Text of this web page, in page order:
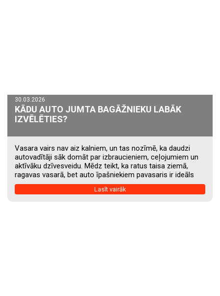
30.03.2026
KĀDU AUTO JUMTA BAGĀŽNIEKU LABĀK
IZVĒLĒTIES?
Vasara vairs nav aiz kalniem, un tas nozīmē, ka daudzi
autovadītāji sāk domāt par izbraucieniem, ceļojumiem un
aktīvāku dzīvesveidu. Mēdz teikt, ka ratus taisa ziemā,
ragavas vasarā, bet auto īpašniekiem pavasaris ir ideāls
brīdis padomāt par jumta aksesuāriem. Jumta bagāžnieks
var ievērojami paplašināt automašīnas iespējas. Tas ļauj
Lasīt vairāk